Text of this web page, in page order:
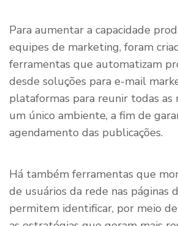
Para aumentar a capacidade
equipes de marketing, foram
ferramentas que automatizam
desde soluções para e-mail
plataformas para reunir todas as
um único ambiente, a fim de
agendamento das publicações.
Há também ferramentas que
de usuários da rede nas páginas
permitem identificar, por meio de